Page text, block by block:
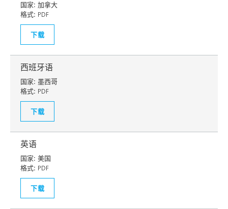
国家: 加拿大
格式: PDF
下载
西班牙语
国家: 墨西哥
格式: PDF
下载
英语
国家: 美国
格式: PDF
下载